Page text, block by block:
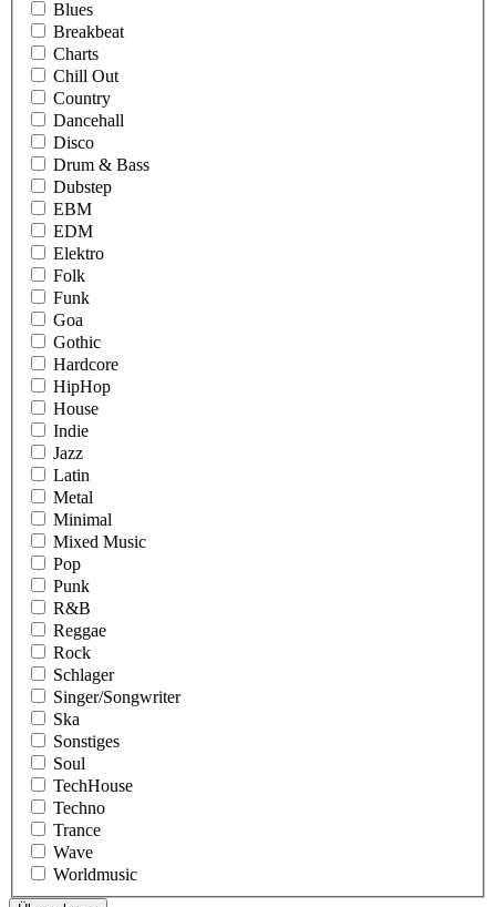
Blues
Breakbeat
Charts
Chill Out
Country
Dancehall
Disco
Drum & Bass
Dubstep
EBM
EDM
Elektro
Folk
Funk
Goa
Gothic
Hardcore
HipHop
House
Indie
Jazz
Latin
Metal
Minimal
Mixed Music
Pop
Punk
R&B
Reggae
Rock
Schlager
Singer/Songwriter
Ska
Sonstiges
Soul
TechHouse
Techno
Trance
Wave
Worldmusic